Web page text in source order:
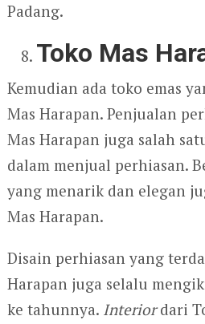
Padang.
Toko Mas
Kemudian ada toko emas
Mas Harapan. Penjualan
Mas Harapan juga salah
dalam menjual perhiasan.
yang menarik dan elegan
Mas Harapan.
Disain perhiasan yang
Harapan juga selalu
ke tahunnya. Interiordari